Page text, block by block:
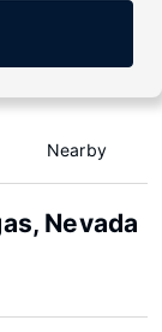
Nearby
Nevada